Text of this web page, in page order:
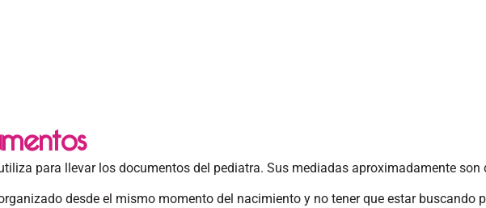
para llevar los documentos del pediatra. Sus mediadas aproximadamente son
desde el mismo momento del nacimiento y no tener que estar buscando